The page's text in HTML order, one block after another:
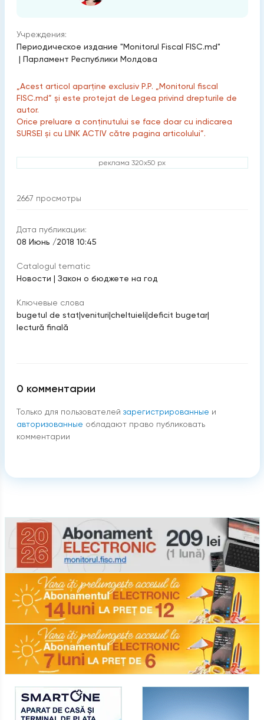
Учреждения:
Периодическое издание "Monitorul Fiscal FISC.md"
| Парламент Республики Молдова
„Acest articol aparține exclusiv P.P. „Monitorul fiscal
FISC.md” și este protejat de Legea privind drepturile de
autor.
Orice preluare a conținutului se face doar cu indicarea
SURSEI și cu LINK ACTIV către pagina articolului”.
реклама 320x50 px
2667 просмотры
Дата публикации:
08 Июнь /2018 10:45
Catalogul tematic
Новости | Закон о бюджете на год
Ключевые слова
bugetul de stat|venituri|cheltuieli|deficit bugetar|
lectură finală
0 комментарии
Только для пользователей зарегистрированные и
авторизованные обладают право публиковать
комментарии